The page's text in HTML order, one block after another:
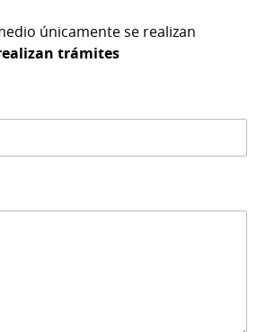
únicamente se realizan
trámites